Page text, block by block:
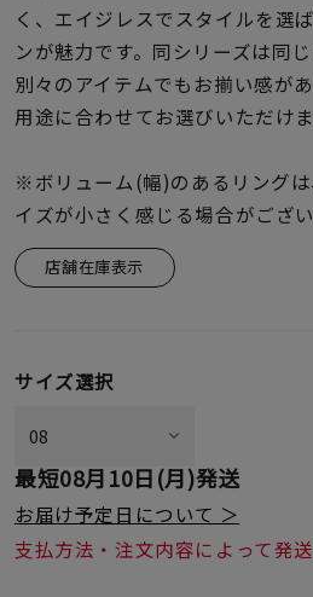
レディース
リングサイズ
リングサイズ
価格
在庫
く、エイジレスでスタイルを選
ンが魅力です。同シリーズは同
別々のアイテムでもお揃い感が
用途に合わせてお選びいただけま
※ボリューム(幅)のあるリング
イズが小さく感じる場合がござい
店舗在庫表示
サイズ選択
最短08月10日(月)発送
お届け予定日について ＞
支払方法・注文内容によって発送